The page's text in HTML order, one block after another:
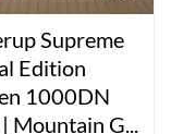
Supreme
Edition
1000DN
Mountain G...